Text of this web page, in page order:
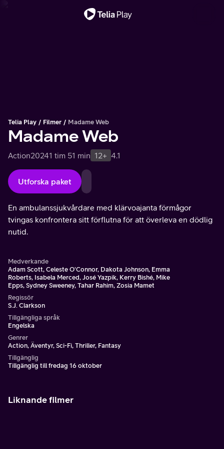
Telia Play Filmer Madame Web
Madame Web
Action20241 tim 51 min 12+ 4.1
Utforska paket
En ambulanssjukvårdare med klärvoajanta förmågor
tvingas konfrontera sitt förflutna för att överleva en dödlig
nutid.
Medverkande
Adam Scott, Celeste O'Connor, Dakota Johnson, Emma
Roberts, Isabela Merced, José Yazpik, Kerry Bishé, Mike
Epps, Sydney Sweeney, Tahar Rahim, Zosia Mamet
Regissör
S.J. Clarkson
Tillgängliga språk
Engelska
Genrer
Action, Äventyr, Sci-Fi, Thriller, Fantasy
Tillgänglig
Tillgänglig till fredag 16 oktober
Liknande filmer